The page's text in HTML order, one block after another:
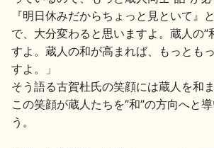
『明日休みだからちょっと見といて』
で、大分変わると思いますよ。蔵人の”
すよ。蔵人の和が高まれば、もっとも
すよ。」
そう語る古賀杜氏の笑顔には蔵人を和
この笑顔が蔵人たちを”和”の方向へと
う。